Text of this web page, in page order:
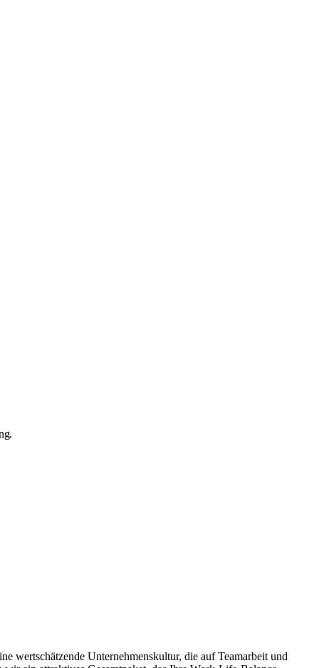
wertschätzende Unternehmenskultur, die auf Teamarbeit und